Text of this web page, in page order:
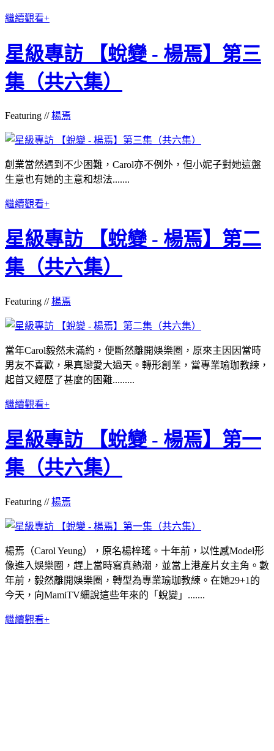
繼續觀看+
星級專訪 【蛻變 - 楊焉】第三
集（共六集）
Featuring //楊焉
創業當然遇到不少困難，Carol亦不例外，但小妮子對她這盤
生意也有她的主意和想法.......
繼續觀看+
星級專訪 【蛻變 - 楊焉】第二
集（共六集）
Featuring //楊焉
當年Carol毅然未滿約，便斷然離開娛樂圈，原來主因因當時
男友不喜歡，果真戀愛大過天。轉形創業，當專業瑜珈教練，
起首又經歷了甚麼的困難.........
繼續觀看+
星級專訪 【蛻變 - 楊焉】第一
集（共六集）
Featuring //楊焉
楊焉（Carol Yeung），原名楊梓瑤。十年前，以性感Model形
像進入娛樂圈，趕上當時寫真熱潮，並當上港產片女主角。數
年前，毅然離開娛樂圈，轉型為專業瑜珈教練。在她29+1的
今天，向MamiTV細說這些年來的「蛻變」.......
繼續觀看+